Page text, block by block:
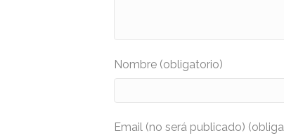
Nombre (obligatorio)
Email (no será publicado)